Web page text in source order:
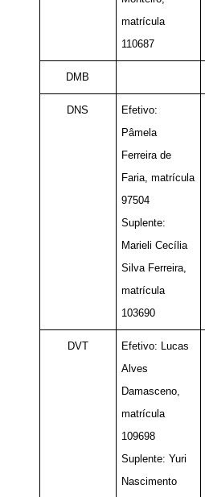
matrícula
110687
DMB
DNS
Efetivo:
Pâmela
Ferreira de
Faria, matrícula
97504
Suplente:
Marieli Cecília
Silva Ferreira,
matrícula
103690
DVT
Efetivo: Lucas
Alves
Damasceno,
matrícula
109698
Suplente: Yuri
Nascimento